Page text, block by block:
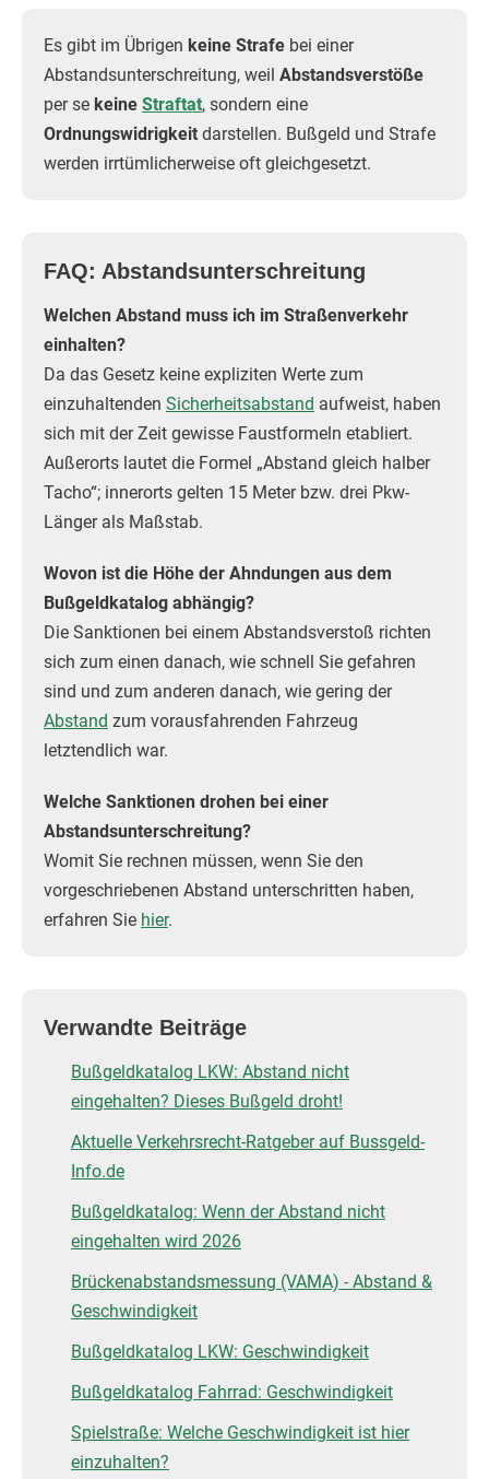
Es gibt im Übrigen keine Strafe bei einer
Abstandsunterschreitung, weil Abstandsverstöße
per se keine Straftat, sondern eine
Ordnungswidrigkeit darstellen. Bußgeld und Strafe
werden irrtümlicherweise oft gleichgesetzt.
FAQ: Abstandsunterschreitung
Welchen Abstand muss ich im Straßenverkehr
einhalten?
Da das Gesetz keine expliziten Werte zum
einzuhaltenden Sicherheitsabstand aufweist, haben
sich mit der Zeit gewisse Faustformeln etabliert.
Außerorts lautet die Formel „Abstand gleich halber
Tacho“; innerorts gelten 15 Meter bzw. drei Pkw-
Länger als Maßstab.
Wovon ist die Höhe der Ahndungen aus dem
Bußgeldkatalog abhängig?
Die Sanktionen bei einem Abstandsverstoß richten
sich zum einen danach, wie schnell Sie gefahren
sind und zum anderen danach, wie gering der
Abstand zum vorausfahrenden Fahrzeug
letztendlich war.
Welche Sanktionen drohen bei einer
Abstandsunterschreitung?
Womit Sie rechnen müssen, wenn Sie den
vorgeschriebenen Abstand unterschritten haben,
erfahren Sie hier.
Verwandte Beiträge
Bußgeldkatalog LKW: Abstand nicht
eingehalten? Dieses Bußgeld droht!
Aktuelle Verkehrsrecht-Ratgeber auf Bussgeld-
Info.de
Bußgeldkatalog: Wenn der Abstand nicht
eingehalten wird 2026
Brückenabstandsmessung (VAMA) - Abstand &
Geschwindigkeit
Bußgeldkatalog LKW: Geschwindigkeit
Bußgeldkatalog Fahrrad: Geschwindigkeit
Spielstraße: Welche Geschwindigkeit ist hier
einzuhalten?